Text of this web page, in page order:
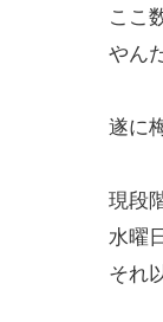
ここ
やん
遂に
現段
水曜
それ